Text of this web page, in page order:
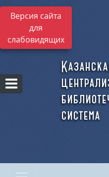
Версия сайта
для
слабовидящих
система